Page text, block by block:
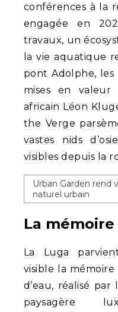
conférences à la
engagée en
travaux, un
la vie aquatique
pont Adolphe,
mises en valeur
africain Léon
the Verge
vastes nids
visibles depuis la
Urban Garden rend
naturel urbain
La mémoire
La Luga
visible la mémoire
d’eau, réalisé
paysagère